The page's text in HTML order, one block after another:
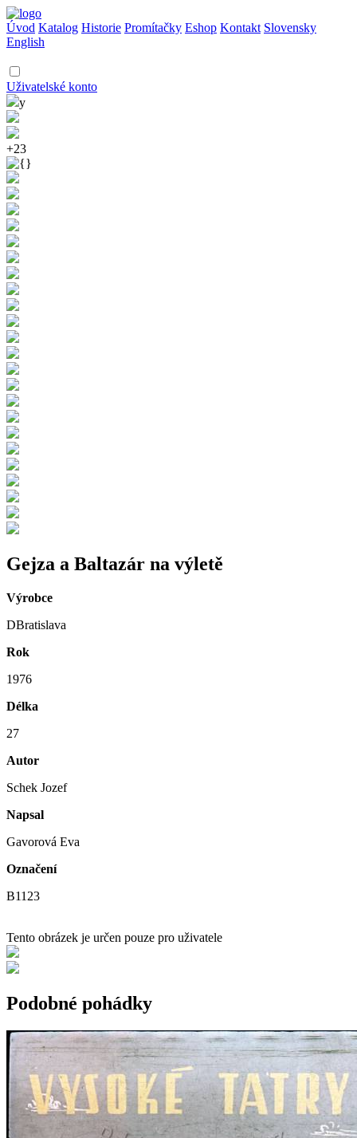
Úvod Katalog Historie Promítačky Eshop Kontakt Slovensky
English
Uživatelské konto
y
+23
Gejza a Baltazár na výletě
Výrobce
DBratislava
Rok
1976
Délka
27
Autor
Schek Jozef
Napsal
Gavorová Eva
Označení
B1123
Tento obrázek je určen pouze pro uživatele
Podobné pohádky